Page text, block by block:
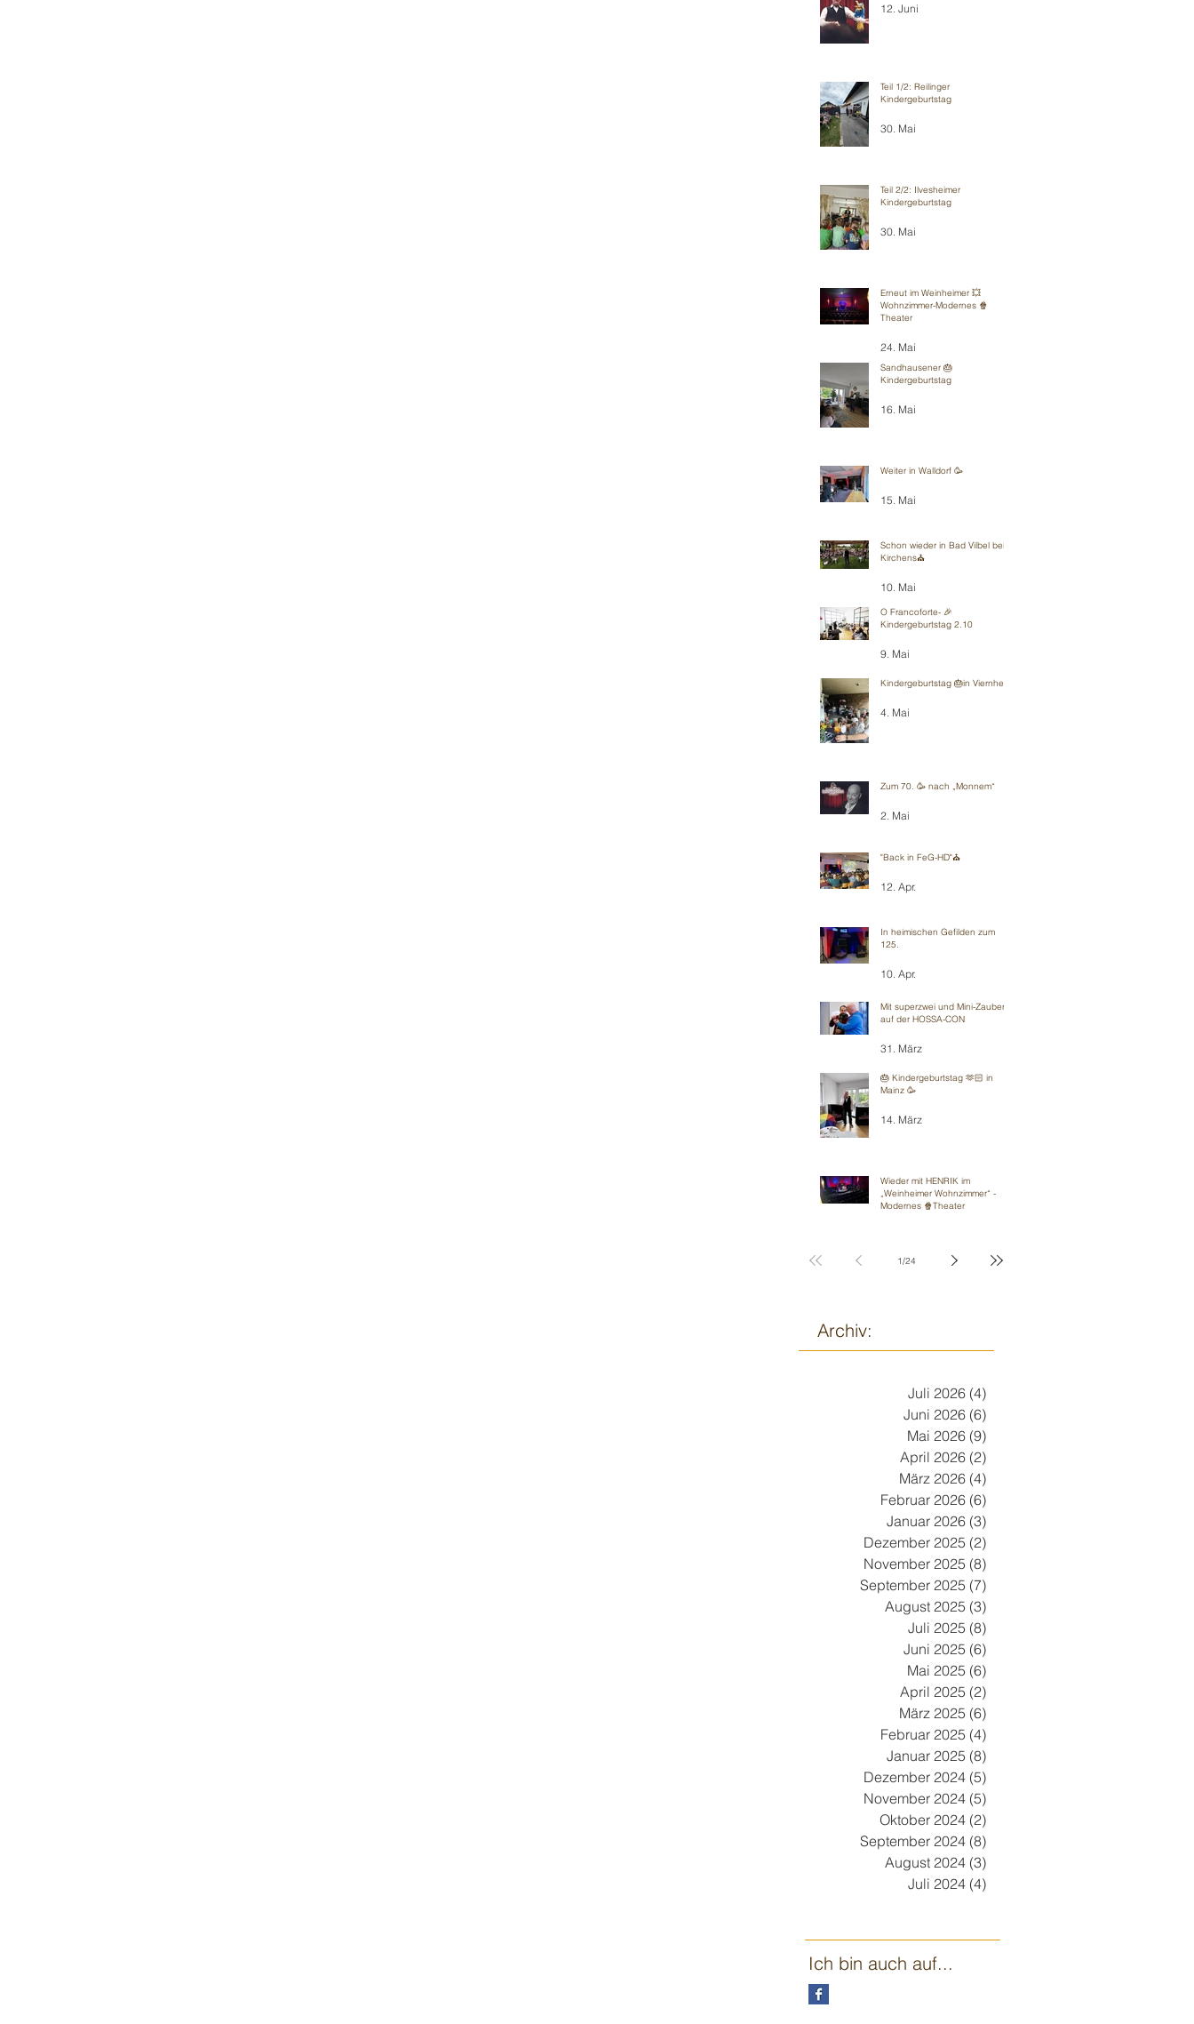
12. Juni
Teil 1/2: Reilinger
Kindergeburtstag
30. Mai
Teil 2/2: Ilvesheimer
Kindergeburtstag
30. Mai
Erneut im Weinheimer 💥
Wohnzimmer-Modernes 🍿
Theater
24. Mai
Sandhausener 🎂
Kindergeburtstag
16. Mai
Weiter in Walldorf 🥳
15. Mai
Schon wieder in Bad Vilbel bei
Kirchens⛪️
10. Mai
O Francoforte- 🎉
Kindergeburtstag 2.10
9. Mai
Kindergeburtstag 🎂in Viernheim
4. Mai
Zum 70. 🥳 nach „Monnem“
2. Mai
"Back in FeG-HD"⛪️
12. Apr.
In heimischen Gefilden zum
125.
10. Apr.
Mit superzwei und Mini-Zauberei
auf der HOSSA-CON
31. März
🎂 Kindergeburtstag 🫶🏻 in
Mainz 🥳
14. März
Wieder mit HENRIK im
„Weinheimer Wohnzimmer“ -
Modernes 🍿Theater
1/24
Archiv:
Juli 2026 (4)
Juni 2026 (6)
Mai 2026 (9)
April 2026 (2)
März 2026 (4)
Februar 2026 (6)
Januar 2026 (3)
Dezember 2025 (2)
November 2025 (8)
September 2025 (7)
August 2025 (3)
Juli 2025 (8)
Juni 2025 (6)
Mai 2025 (6)
April 2025 (2)
März 2025 (6)
Februar 2025 (4)
Januar 2025 (8)
Dezember 2024 (5)
November 2024 (5)
Oktober 2024 (2)
September 2024 (8)
August 2024 (3)
Juli 2024 (4)
Ich bin auch auf...